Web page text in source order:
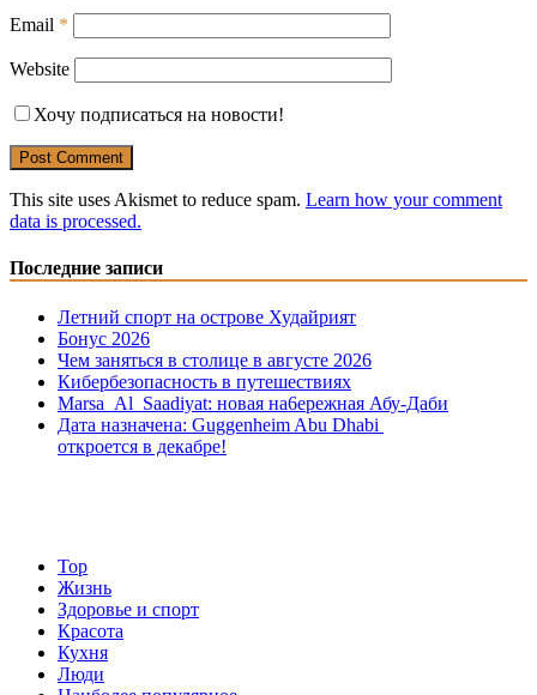
Email *
Website
Хочу подписаться на новости!
This site uses Akismet to reduce spam. Learn how your comment
data is processed.
Последние записи
Летний спорт на острове Худайрият
Бонус 2026
Чем заняться в столице в августе 2026
Кибербезопасность в путешествиях
Marsa Al Saadiyat: новая на6ережная Абу-Даби
Дата назначена: Guggenheim Abu Dhabi
откроется в декабре!
Top
Жизнь
Здоровье и спорт
Красота
Кухня
Люди